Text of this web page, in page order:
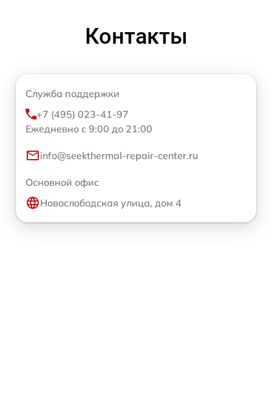
Контакты
Служба поддержки
+7 (495) 023-41-97
Ежедневно с 9:00 до 21:00
info@seekthermal-repair-center.ru
Основной офис
Новослободская улица, дом 4